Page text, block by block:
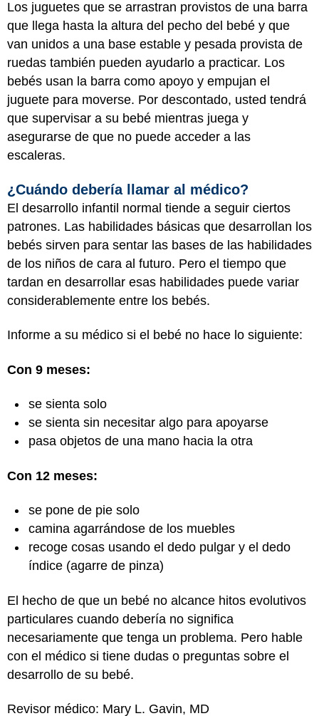
Los juguetes que se arrastran provistos de una barra
que llega hasta la altura del pecho del bebé y que
van unidos a una base estable y pesada provista de
ruedas también pueden ayudarlo a practicar. Los
bebés usan la barra como apoyo y empujan el
juguete para moverse. Por descontado, usted tendrá
que supervisar a su bebé mientras juega y
asegurarse de que no puede acceder a las
escaleras.
¿Cuándo debería llamar al médico?
El desarrollo infantil normal tiende a seguir ciertos
patrones. Las habilidades básicas que desarrollan los
bebés sirven para sentar las bases de las habilidades
de los niños de cara al futuro. Pero el tiempo que
tardan en desarrollar esas habilidades puede variar
considerablemente entre los bebés.
Informe a su médico si el bebé no hace lo siguiente:
Con 9 meses:
se sienta solo
se sienta sin necesitar algo para apoyarse
pasa objetos de una mano hacia la otra
Con 12 meses:
se pone de pie solo
camina agarrándose de los muebles
recoge cosas usando el dedo pulgar y el dedo
índice (agarre de pinza)
El hecho de que un bebé no alcance hitos evolutivos
particulares cuando debería no significa
necesariamente que tenga un problema. Pero hable
con el médico si tiene dudas o preguntas sobre el
desarrollo de su bebé.
Revisor médico: Mary L. Gavin, MD